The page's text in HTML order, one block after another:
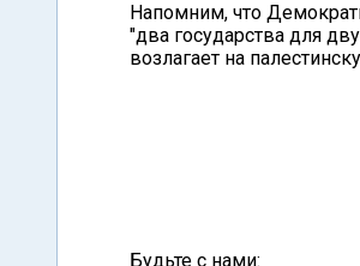
Напомним, что
"два государства для
возлагает на
Будьте с нами: